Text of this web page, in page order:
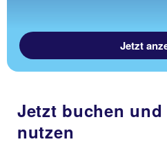
Jetzt
Jetzt buchen
nutzen